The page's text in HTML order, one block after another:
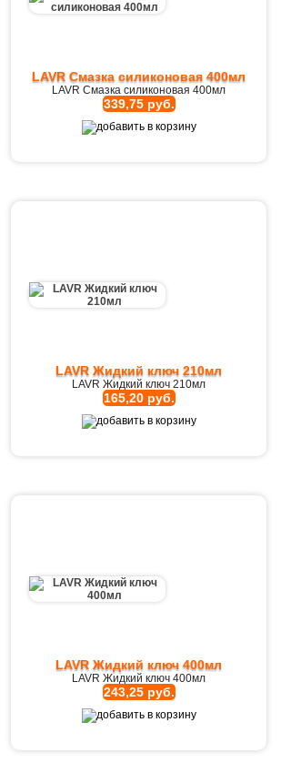
LAVR Cмазка cиликоновая 400мл
LAVR Cмазка cиликоновая 400мл
339,75 руб.
LAVR Жидкий ключ 210мл
LAVR Жидкий ключ 210мл
165,20 руб.
LAVR Жидкий ключ 400мл
LAVR Жидкий ключ 400мл
243,25 руб.